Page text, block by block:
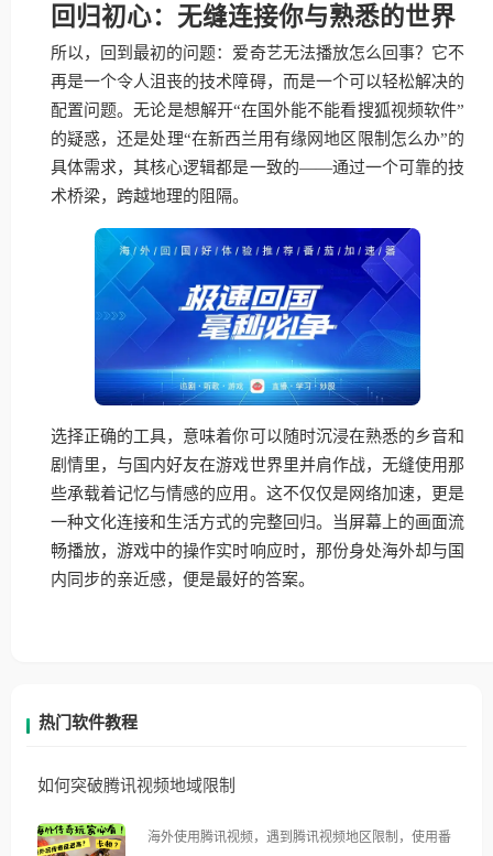
回归初心：无缝连接你与熟悉的世界
所以，回到最初的问题：爱奇艺无法播放怎么回事？它不
再是一个令人沮丧的技术障碍，而是一个可以轻松解决的
配置问题。无论是想解开“在国外能不能看搜狐视频软件”
的疑惑，还是处理“在新西兰用有缘网地区限制怎么办”的
具体需求，其核心逻辑都是一致的——通过一个可靠的技
术桥梁，跨越地理的阻隔。
选择正确的工具，意味着你可以随时沉浸在熟悉的乡音和
剧情里，与国内好友在游戏世界里并肩作战，无缝使用那
些承载着记忆与情感的应用。这不仅仅是网络加速，更是
一种文化连接和生活方式的完整回归。当屏幕上的画面流
畅播放，游戏中的操作实时响应时，那份身处海外却与国
内同步的亲近感，便是最好的答案。
热门软件教程
如何突破腾讯视频地域限制
海外使用腾讯视频，遇到腾讯视频地区限制，使用番